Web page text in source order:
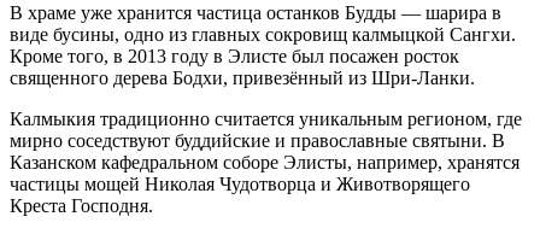
В храме уже хранится частица останков Будды — шарира в
виде бусины, одно из главных сокровищ калмыцкой Сангхи.
Кроме того, в 2013 году в Элисте был посажен росток
священного дерева Бодхи, привезённый из Шри-Ланки.
Калмыкия традиционно считается уникальным регионом, где
мирно соседствуют буддийские и православные святыни. В
Казанском кафедральном соборе Элисты, например, хранятся
частицы мощей Николая Чудотворца и Животворящего
Креста Господня.